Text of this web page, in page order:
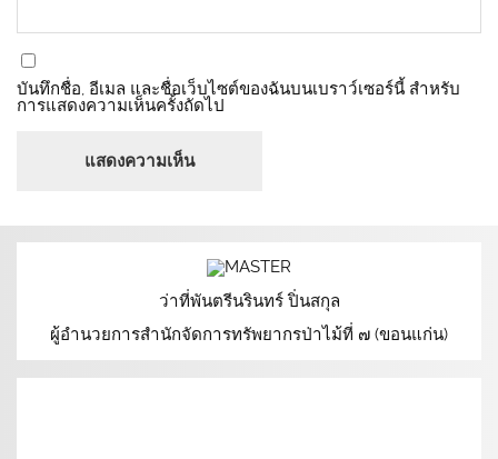
บันทึกชื่อ, อีเมล และชื่อเว็บไซต์ของฉันบนเบราว์เซอร์นี้ สำหรับ
การแสดงความเห็นครั้งถัดไป
ว่าที่พันตรีนรินทร์ ปิ่นสกุล
ผู้อำนวยการสำนักจัดการทรัพยากรป่าไม้ที่ ๗ (ขอนแก่น)